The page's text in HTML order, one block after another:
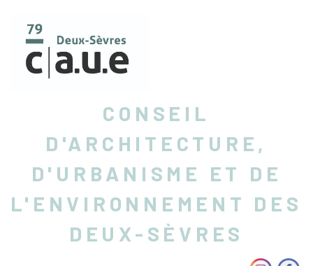
CONSEIL
D'ARCHITECTURE,
D'URBANISME ET DE
L'ENVIRONNEMENT DES
DEUX-SÈVRES